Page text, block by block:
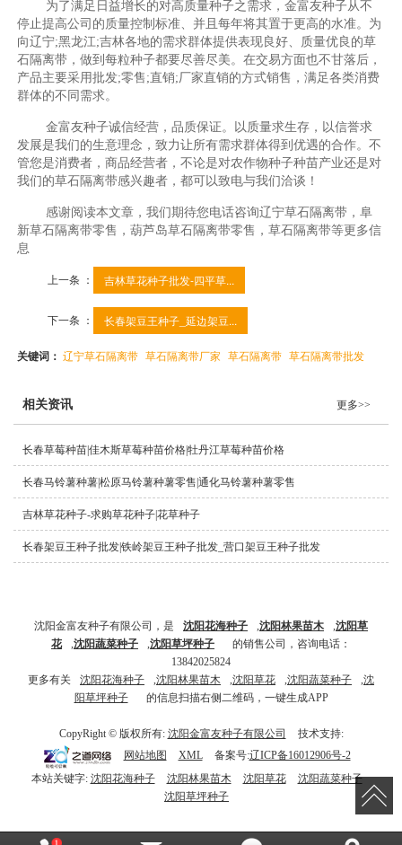
为了满足日益增长的对高质量种子之需求，金富友种子从不
停止提高公司的质量控制标准、并且每年将其置于更高的水准。为
向辽宁;黑龙江;吉林各地的需求群体提供表现良好、质量优良的草
石隔离带，做到每粒种子都要尽善尽美。在交易方面也不甘落后，
产品主要采用批发;零售;直销;厂家直销的方式销售，满足各类消费
群体的不同需求。
金富友种子诚信经营，品质保证。以质量求生存，以信誉求
发展是我们的生意理念，致力让所有需求群体得到优遇的合作。不
管您是消费者，商品经营者，不论是对农作物种子种苗产业还是对
我们的草石隔离带感兴趣者，都可以致电与我们洽谈！
感谢阅读本文章，我们期待您电话咨询辽宁草石隔离带，阜
新草石隔离带零售，葫芦岛草石隔离带零售，草石隔离带等更多信
息
上一条 ： 吉林草花种子批发-四平草...
下一条 ： 长春架豆王种子_延边架豆...
关键词：辽宁草石隔离带 草石隔离带厂家 草石隔离带 草石隔离带批发
相关资讯 更多>>
长春草莓种苗|佳木斯草莓种苗价格|牡丹江草莓种苗价格
长春马铃薯种薯|松原马铃薯种薯零售|通化马铃薯种薯零售
吉林草花种子-求购草花种子|花草种子
长春架豆王种子批发|铁岭架豆王种子批发_营口架豆王种子批发
沈阳金富友种子有限公司，是 沈阳花海种子 ,沈阳林果苗木 ,沈阳草
花
,沈阳蔬菜种子 ,沈阳草坪种子
的销售公司，咨询电话：
13842025824
更多有关
沈阳花海种子 ,沈阳林果苗木 ,沈阳草花 ,沈阳蔬菜种子 ,沈
阳草坪种子
的信息扫描右侧二维码，一键生成APP
CopyRight © 版权所有: 沈阳金富友种子有限公司
技术支持:
网站地图
XML 备案号:辽ICP备16012906号-2
本站关键字: 沈阳花海种子 沈阳林果苗木 沈阳草花
沈阳蔬菜种子
沈阳草坪种子